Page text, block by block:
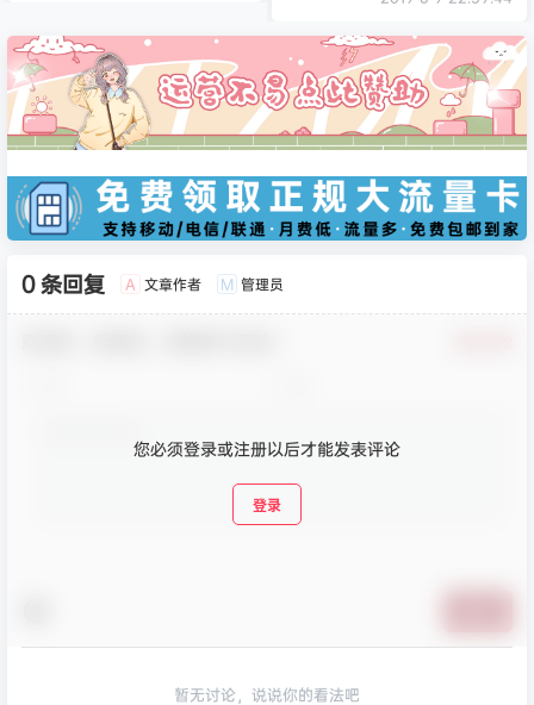
0 条回复 A 文章作者 M 管理员
您必须登录或注册以后才能发表评论
登录
暂无讨论，说说你的看法吧